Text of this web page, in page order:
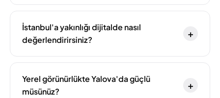
İstanbul'a yakınlığı dijitalde nasıl
değerlendirirsiniz?
+
Yerel görünürlükte Yalova'da güçlü
müsünüz?
+